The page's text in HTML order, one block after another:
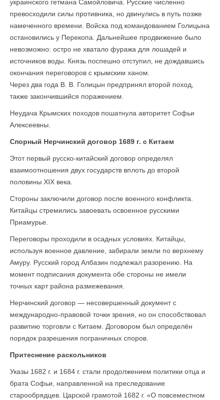
украинского гетмана Самойловича. Русские численно
превосходили силы противника, но двинулись в путь позже
намеченного времени. Войска под командованием Голицына
остановились у Перекопа. Дальнейшее продвижение было
невозможно: остро не хватало фуража для лошадей и
источников воды. Князь поспешно отступил, не дождавшись
окончания переговоров с крымским ханом.
Через два года В. В. Голицын предпринял второй поход,
также закончившийся поражением.
Неудача Крымских походов пошатнула авторитет Софьи
Алексеевны.
Спорный Нерчинский договор 1689 г. с Китаем
Этот первый русско-китайский договор определял
взаимоотношения двух государств вплоть до второй
половины XIX века.
Стороны заключили договор после военного конфликта.
Китайцы стремились завоевать освоенное русскими
Приамурье.
Переговоры проходили в осадных условиях. Китайцы,
используя военное давление, забирали земли по верхнему
Амуру. Русский город Албазин подлежал разорению. На
момент подписания документа обе стороны не имели
точных карт района размежевания.
Нерчинский договор — несовершенный документ с
международно-правовой точки зрения, но он способствовал
развитию торговли с Китаем. Договором был определён
порядок разрешения пограничных споров.
Притеснение раскольников
Указы 1682 г. и 1684 г. стали продолжением политики отца и
брата Софьи, направленной на преследование
старообрядцев. Царской грамотой 1682 г. «О повсеместном